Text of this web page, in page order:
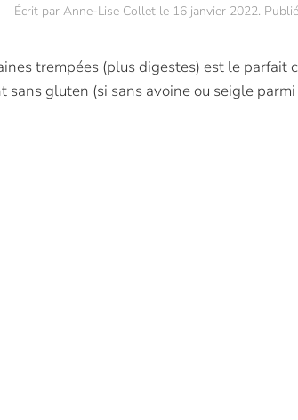
Écrit par Anne-Lise Collet le 16 janvier 2022.
trempées (plus digestes) est le
gluten (si sans avoine ou seigle